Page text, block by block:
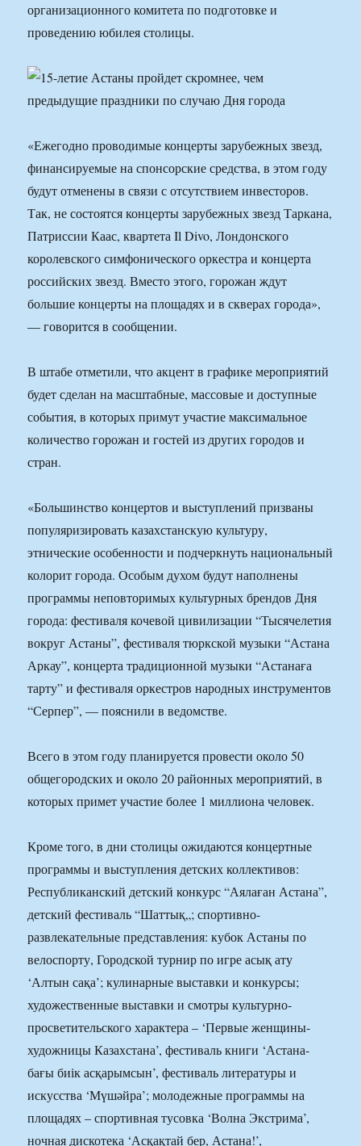
организационного комитета по подготовке и
проведению юбилея столицы.
«Ежегодно проводимые концерты зарубежных звезд,
финансируемые на спонсорские средства, в этом году
будут отменены в связи с отсутствием инвесторов.
Так, не состоятся концерты зарубежных звезд Таркана,
Патриссии Каас, квартета Il Divo, Лондонского
королевского симфонического оркестра и концерта
российских звезд. Вместо этого, горожан ждут
большие концерты на площадях и в скверах города»,
— говорится в сообщении.
В штабе отметили, что акцент в графике мероприятий
будет сделан на масштабные, массовые и доступные
события, в которых примут участие максимальное
количество горожан и гостей из других городов и
стран.
«Большинство концертов и выступлений призваны
популяризировать казахстанскую культуру,
этнические особенности и подчеркнуть национальный
колорит города. Особым духом будут наполнены
программы неповторимых культурных брендов Дня
города: фестиваля кочевой цивилизации “Тысячелетия
вокруг Астаны”, фестиваля тюркской музыки “Астана
Аркау”, концерта традиционной музыки “Астанаға
тарту” и фестиваля оркестров народных инструментов
“Серпер”, — пояснили в ведомстве.
Всего в этом году планируется провести около 50
общегородских и около 20 районных мероприятий, в
которых примет участие более 1 миллиона человек.
Кроме того, в дни столицы ожидаются концертные
программы и выступления детских коллективов:
Республиканский детский конкурс “Аялаған Астана”,
детский фестиваль “Шаттық„; спортивно-
развлекательные представления: кубок Астаны по
велоспорту, Городской турнир по игре асық ату
‘Алтын сақа’; кулинарные выставки и конкурсы;
художественные выставки и смотры культурно-
просветительского характера – ‘Первые женщины-
художницы Казахстана’, фестиваль книги ‘Астана-
бағы биік асқарымсын’, фестиваль литературы и
искусства ‘Мүшәйра’; молодежные программы на
площадях – спортивная тусовка ‘Волна Экстрима’,
ночная дискотека ‘Асқақтай бер, Астана!’,